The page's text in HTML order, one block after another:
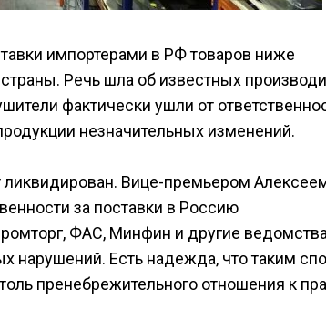
импортерами в РФ товаров ниже
Речь шла об известных
фактически ушли от
незначительных изменений.
ликвидирован. Вице-премьером
за поставки в Россию
ФАС, Минфин и другие ведомства
нарушений. Есть надежда, что таким
пренебрежительного отношения к